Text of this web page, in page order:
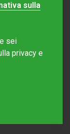
sulla
sei
privacy e